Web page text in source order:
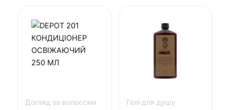
Догляд за волоссям Гелі для душу